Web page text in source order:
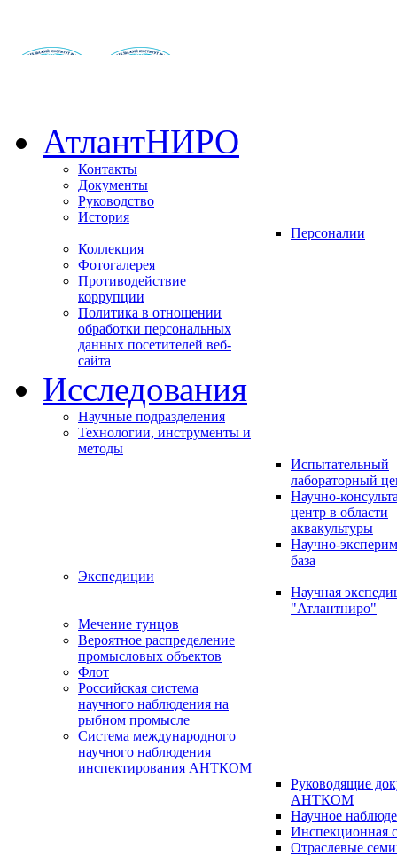
АтлантНИРО
Контакты
Документы
Руководство
История
Персоналии
Коллекция
Фотогалерея
Противодействие
коррупции
Политика в отношении
обработки персональных
данных посетителей веб-
сайта
Исследования
Научные подразделения
Технологии, инструменты и
методы
Испытательный
лабораторный
Научно-
центр в области
аквакультуры
Научно-
база
Экспедиции
Научная
"Атлантниро"
Мечение тунцов
Вероятное распределение
промысловых объектов
Флот
Российская система
научного наблюдения на
рыбном промысле
Система международного
научного наблюдения
инспектирования АНТКОМ
Руководящие
АНТКОМ
Научное
Инспекционная
Отраслевые